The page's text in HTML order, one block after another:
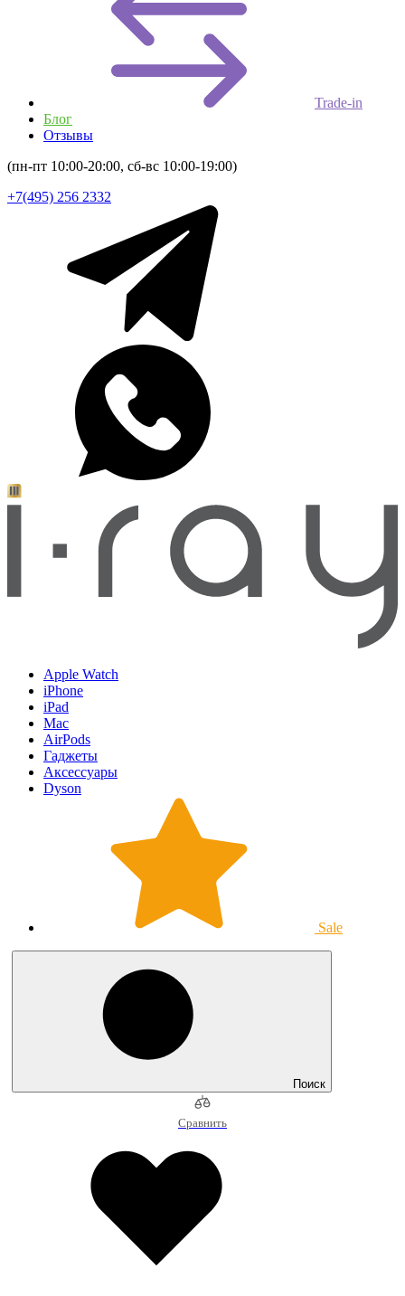
Trade-in
Блог
Отзывы
(пн-пт 10:00-20:00, сб-вс 10:00-19:00)
+7(495) 256 2332
Apple Watch
iPhone
iPad
Mac
AirPods
Гаджеты
Аксессуары
Dyson
Sale
Поиск
Сравнить